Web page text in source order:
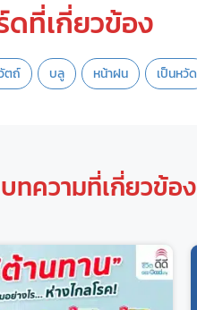
ดที่เกี่ยวข้อง
ตถ์ บลู หน้าฝน เป็นหวัด
บทความที่เกี่ยวข้อง